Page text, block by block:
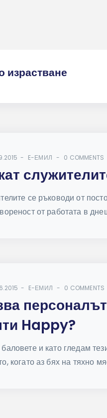
израстване
E-ЕМИЛ 0 COMMENTS
се ръководи от
от работата в
E-ЕМИЛ 0 COMMENTS
Happy?
и като гледам
когато аз бях на тяхно